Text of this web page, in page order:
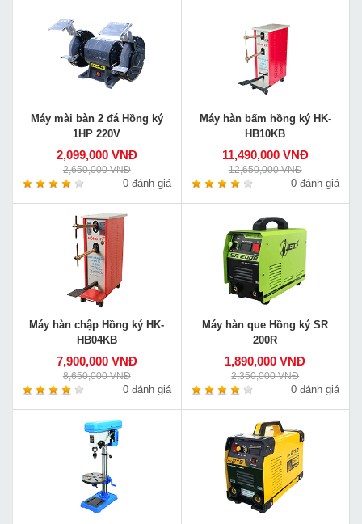
Máy mài bàn 2 đá Hồng ký
1HP 220V
2,099,000 VNĐ
2,650,000 VNĐ
0 đánh giá
Máy hàn bấm hồng ký HK-
HB10KB
11,490,000 VNĐ
12,650,000 VNĐ
0 đánh giá
Máy hàn chập Hồng ký HK-
HB04KB
7,900,000 VNĐ
8,650,000 VNĐ
0 đánh giá
Máy hàn que Hồng ký SR
200R
1,890,000 VNĐ
2,350,000 VNĐ
0 đánh giá